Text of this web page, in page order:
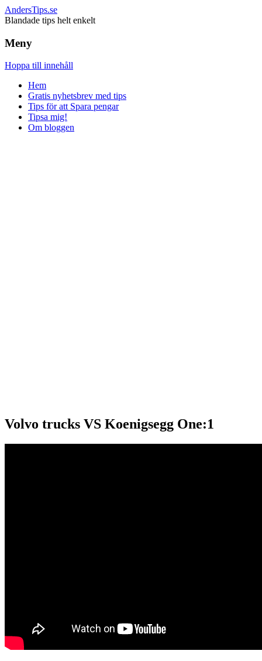
AndersTips.se
Blandade tips helt enkelt
Meny
Hoppa till innehåll
Hem
Gratis nyhetsbrev med tips
Tips för att Spara pengar
Tipsa mig!
Om bloggen
Volvo trucks VS Koenigsegg One:1